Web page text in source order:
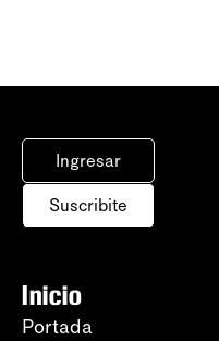
Ingresar
Suscribite
Inicio
Portada